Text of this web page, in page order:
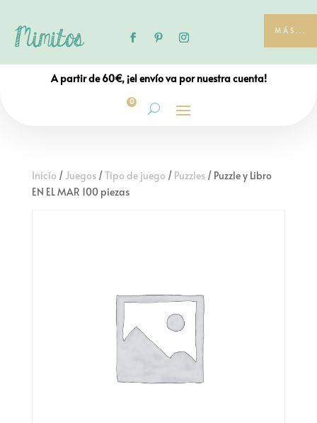
MÁS...
A partir de 60€, ¡el envío va por nuestra cuenta!
0
Inicio / Juegos/Tipo de juego / Puzzles/ Puzzle y Libro
EN EL MAR 100 piezas